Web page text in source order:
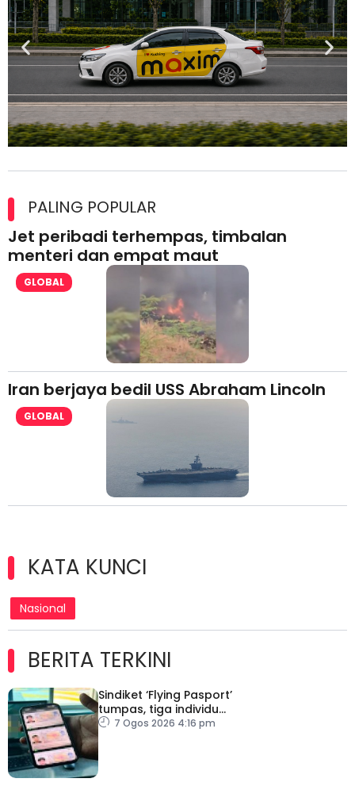
lesen separuh pertama 2026
PALING POPULAR
Jet peribadi terhempas, timbalan
menteri dan empat maut
GLOBAL
Iran berjaya bedil USS Abraham Lincoln
GLOBAL
KATA KUNCI
Nasional
BERITA TERKINI
Sindiket ‘Flying Pasport’
tumpas, tiga individu
ditahan
7 Ogos 2026 4:16 pm